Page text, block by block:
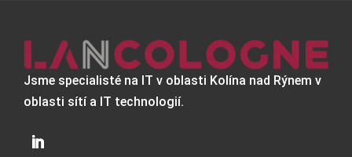
Jsme specialisté na IT v oblasti Kolína nad Rýnem v
oblasti sítí a IT technologií.